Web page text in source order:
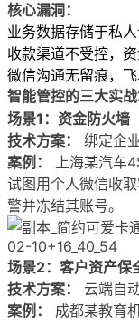
核心漏洞：
业务数据存储于私
收款渠道不受控，
微信沟通无留痕，
智能管控的三大实
场景1：资金防火墙
技术方案：
绑定企
案例：
上海某汽车
试图用个人微信收
警并冻结其账号。
场景2：客户资产保
技术方案：
云端自
案例：
成都某教育